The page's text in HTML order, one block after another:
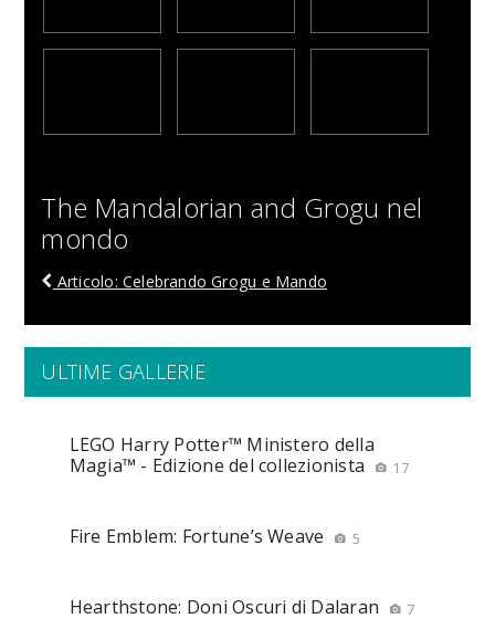
The Mandalorian and Grogu nel
mondo
Articolo: Celebrando Grogu e Mando
ULTIME GALLERIE
LEGO Harry Potter™ Ministero della
Magia™ - Edizione del collezionista
17
Fire Emblem: Fortune’s Weave 5
Hearthstone: Doni Oscuri di Dalaran 7